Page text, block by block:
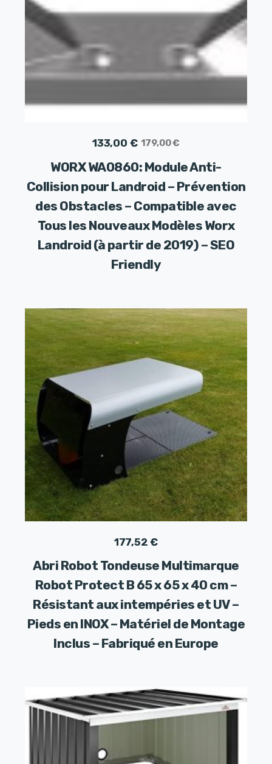
WORX WA0860: Module Anti-
Collision pour Landroid – Prévention
des Obstacles – Compatible avec
Tous les Nouveaux Modèles Worx
Landroid (à partir de 2019) – SEO
Friendly
179,00€
Le
prix
179,00 €.
133,00 €Le
prix
133,00 €.
Abri Robot Tondeuse Multimarque
Robot Protect B 65 x 65 x 40 cm –
Résistant aux intempéries et UV –
Pieds en INOX – Matériel de Montage
Inclus – Fabriqué en Europe
177,52€